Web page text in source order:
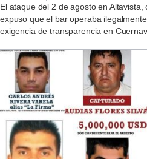
El ataque del 2 de agosto en Altavista,
expuso que el bar operaba
exigencia de transparencia en